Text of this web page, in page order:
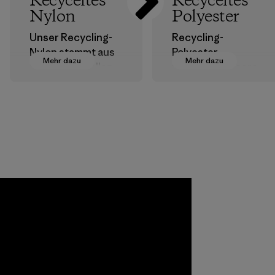
Mehr dazu
Nylon
Unser Recycling-
Nylon stammt aus
postindustriellen
Mehr dazu
Polyester
Recycling-
Polyester
verringert unsere